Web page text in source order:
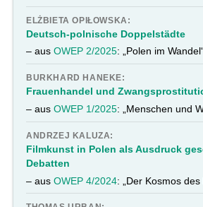
ELŻBIETA OPIŁOWSKA:
Deutsch-polnische Doppelstädte
– ausOWEP 2/2025: „Polen im
BURKHARD HANEKE:
Frauenhandel und
– ausOWEP 1/2025: „Menschen und
ANDRZEJ KALUZA:
Filmkunst in Polen als Ausdruck
Debatten
– ausOWEP 4/2024: „Der Kosmos des